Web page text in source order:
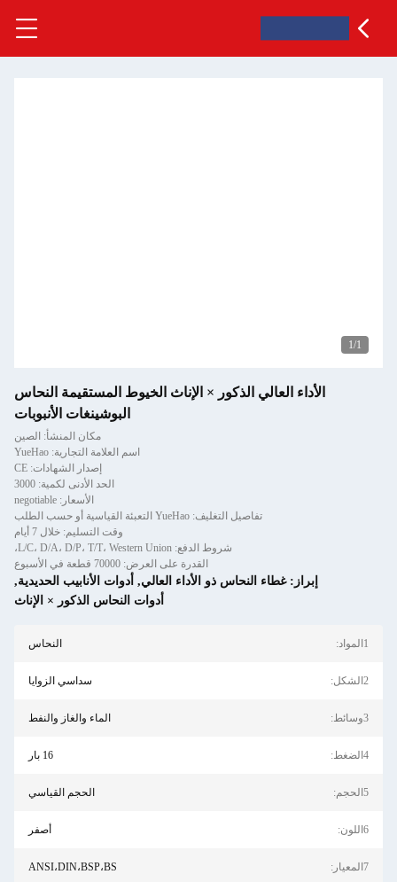
1/1
الأداء العالي الذكور × الإناث الخيوط المستقيمة النحاس
البوشينغات الأنبوبات
مكان المنشأ: الصين
اسم العلامة التجارية: YueHao
إصدار الشهادات: CE
الحد الأدنى لكمية: 3000
الأسعار: negotiable
تفاصيل التغليف: YueHao التعبئة القياسية أو حسب الطلب
وقت التسليم: خلال 7 أيام
شروط الدفع: L/C، D/A، D/P، T/T، Western Union،
القدرة على العرض: 70000 قطعة في الأسبوع
إبراز: غطاء النحاس ذو الأداء العالي, أدوات الأنابيب الحديدية,
أدوات النحاس الذكور × الإناث
1المواد: النحاس
2الشكل: سداسي الزوايا
3وسائط: الماء والغاز والنفط
4الضغط: 16 بار
5الحجم: الحجم القياسي
6اللون: أصفر
7المعيار: ANSI،DIN،BSP،BS